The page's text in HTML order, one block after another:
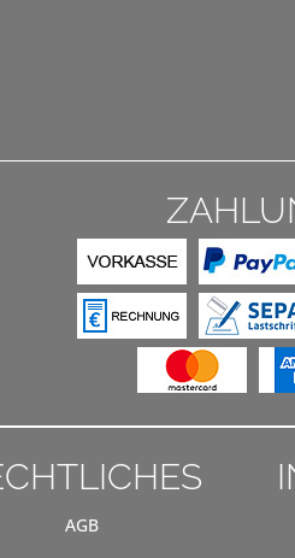
AGB